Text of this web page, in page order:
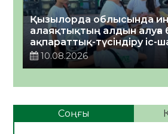
Қызылорда облысында
алаяқтықтың алдын алуға
ақпараттық-түсіндіру іс-
10.08.2026
Соңғы